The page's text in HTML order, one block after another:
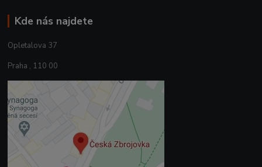
Kde nás najdete
Opletalova 37
Praha , 110 00